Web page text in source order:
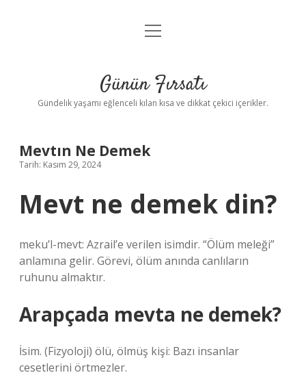
Anasayfa
Yasal Uyarı
menüyü
Günün Fırsatı
Gündelik yaşamı eğlenceli kılan kısa ve dikkat çekici içerikler.
Mevtın Ne Demek
Tarih: Kasım 29, 2024
Mevt ne demek din?
meku’l-mevt: Azrail’e verilen isimdir. “Ölüm meleği”
anlamına gelir. Görevi, ölüm anında canlıların
ruhunu almaktır.
Arapçada mevta ne demek?
İsim. (Fizyoloji) ölü, ölmüş kişi: Bazı insanlar
cesetlerini örtmezler.